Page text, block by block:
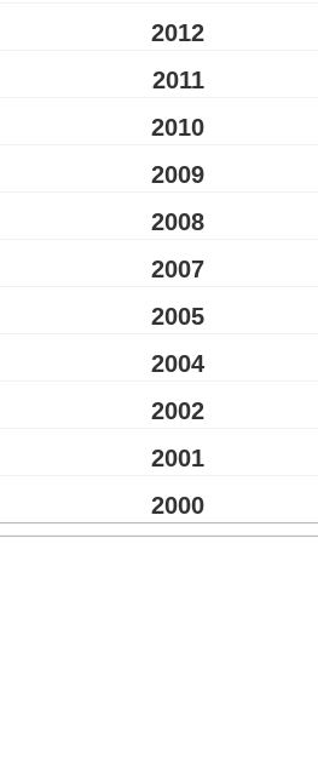
2012
2011
2010
2009
2008
2007
2005
2004
2002
2001
2000